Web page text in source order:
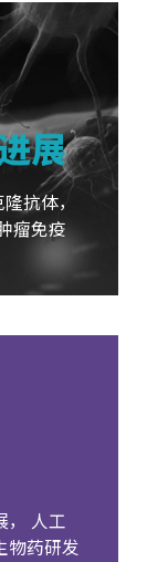
展
抗体，
瘤免疫
， 人工
物药研发